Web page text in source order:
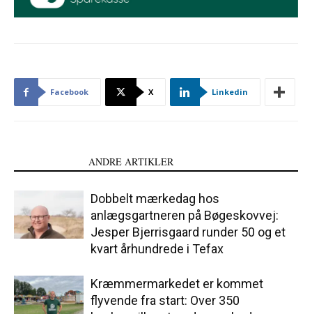
Facebook X Linkedin
ANDRE ARTIKLER
Dobbelt mærkedag hos
anlægsgartneren på Bøgeskovvej:
Jesper Bjerrisgaard runder 50 og et
kvart århundrede i Tefax
Kræmmermarkedet er kommet
flyvende fra start: Over 350